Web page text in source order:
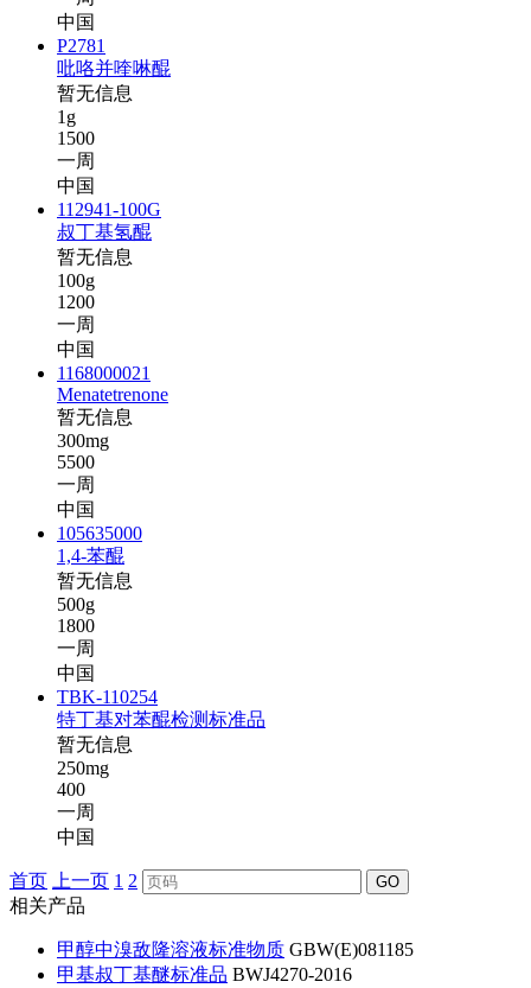
中国
P2781
吡咯并喹啉醌
暂无信息
1g
1500
一周
中国
112941-100G
叔丁基氢醌
暂无信息
100g
1200
一周
中国
1168000021
Menatetrenone
暂无信息
300mg
5500
一周
中国
105635000
1,4-苯醌
暂无信息
500g
1800
一周
中国
TBK-110254
特丁基对苯醌检测标准品
暂无信息
250mg
400
一周
中国
首页 上一页 1 2 GO
相关产品
甲醇中溴敌隆溶液标准物质 GBW(E)081185
甲基叔丁基醚标准品 BWJ4270-2016